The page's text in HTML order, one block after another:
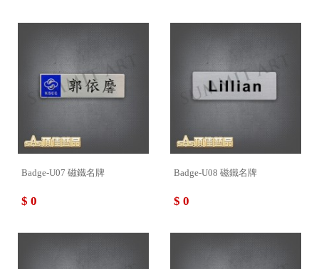
Badge-U07 磁鐵名牌
$ 0
Badge-U08 磁鐵名牌
$ 0